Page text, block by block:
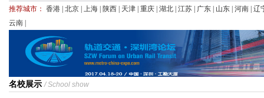
推荐城市： 香港 北京 上海 陕西 天津 重庆 湖北 江苏 广东 山东 河南 辽
云南
名校展示/ School show